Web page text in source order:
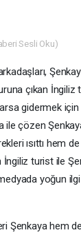
Sesli Oku)
çıkan İngiliz
gidermek için
ile çözen
ısıttı hem
turist ile
yoğun ilgi
Şenkaya hem